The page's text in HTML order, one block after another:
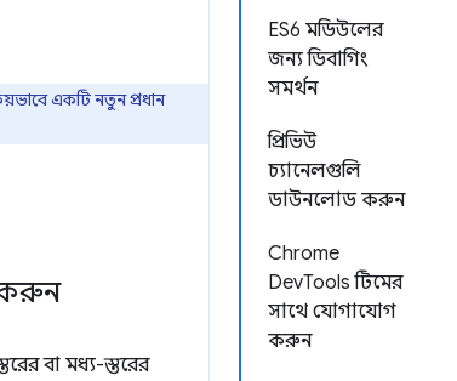
ES6 মডিউলের
জন্য ডিবাগিং
সমর্থন
প্রিভিউ
চ্যানেলগুলি
ডাউনলোড করুন
Chrome
DevTools টিমের
সাথে যোগাযোগ
করুন
একটি নতুন প্রধান
করুন
বা মধ্য-স্তরের